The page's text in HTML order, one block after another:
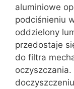
aluminiowe
podciśnieniu
oddzielony
przedostaje
do filtra